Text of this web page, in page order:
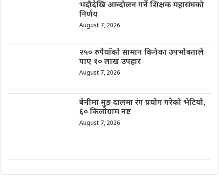
भदौदेखि आन्दोलन गर्ने शिक्षक महासंघको
निर्णय
August 7, 2026
२५० रुपैयाँको सामान किनेका उपभोक्ताले
पाए १० लाख उपहार
August 7, 2026
बेनीमा मुङ दालमा रंग प्रयोग गरेको भेटियो,
६० किलोग्राम नष्ट
August 7, 2026